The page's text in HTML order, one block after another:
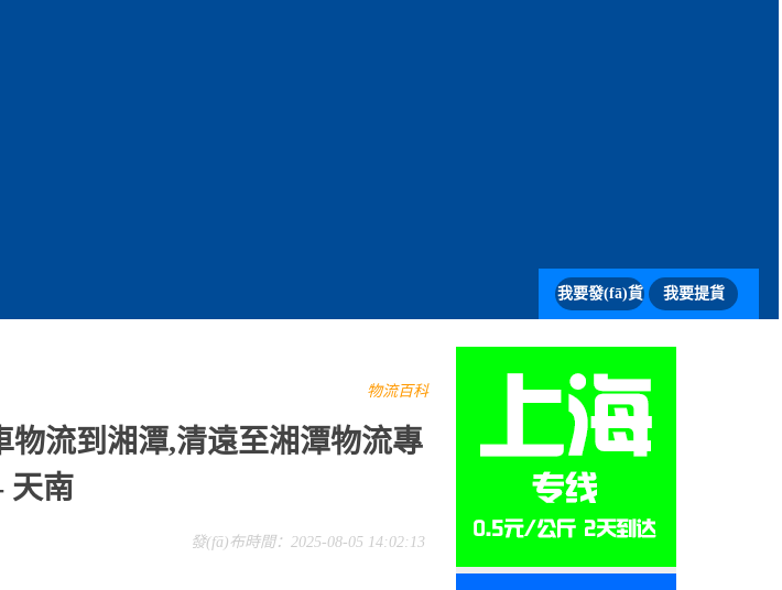
我要發(fā)貨 我要提貨
物流百科
流到湘潭,清遠至湘潭物流專
天南
發(fā)布時間：2025-08-05 14:02:13